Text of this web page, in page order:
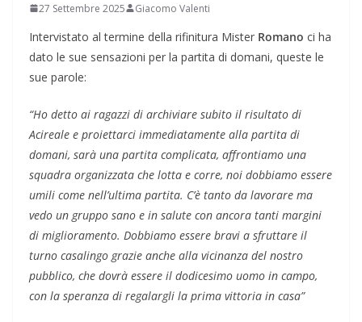
27 Settembre 2025 Giacomo Valenti
Intervistato al termine della rifinitura Mister Romano ci ha
dato le sue sensazioni per la partita di domani, queste le
sue parole:
“Ho detto ai ragazzi di archiviare subito il risultato di
Acireale e proiettarci immediatamente alla partita di
domani, sarà una partita complicata, affrontiamo una
squadra organizzata che lotta e corre, noi dobbiamo essere
umili come nell’ultima partita. C’è tanto da lavorare ma
vedo un gruppo sano e in salute con ancora tanti margini
di miglioramento. Dobbiamo essere bravi a sfruttare il
turno casalingo grazie anche alla vicinanza del nostro
pubblico, che dovrà essere il dodicesimo uomo in campo,
con la speranza di regalargli la prima vittoria in casa”